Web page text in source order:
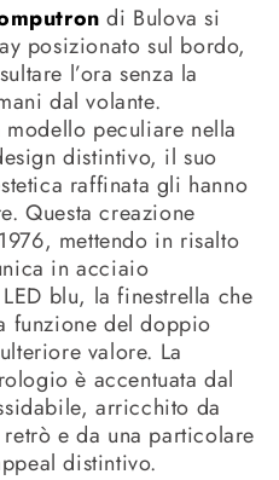
di Bulova si
posizionato sul bordo,
l’ora senza la
dal volante.
peculiare nella
distintivo, il suo
raffinata gli hanno
Questa creazione
mettendo in risalto
in acciaio
blu, la finestrella che
funzione del doppio
valore. La
è accentuata dal
arricchito da
e da una particolare
distintivo.